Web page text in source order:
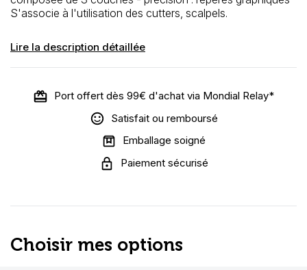
S'associe à l'utilisation des cutters, scalpels.
Lire la description détaillée
Port offert dès 99€ d'achat via Mondial Relay*
Satisfait ou remboursé
Emballage soigné
Paiement sécurisé
Choisir mes options